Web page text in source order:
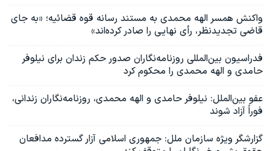
واکنش همسر الهه محمدی به مستند رسانه قوه قضائیه؛ «به جای
قاضی تجدیدنظر، رأی نهایی را صادر کرده‌اند»
فدراسیون بین‌المللی روزنامه‌نگاران صدور حکم زندان برای نیلوفر
حامدی و الهه محمدی را محکوم کرد
عفو بین‌الملل: نیلوفر حامدی و الهه محمدی، روزنامه‌نگاران زندانی،
فوراً آزاد شوند
گزارشگر ویژه سازمان ملل: جمهوری اسلامی آزار گسترده مدافعان